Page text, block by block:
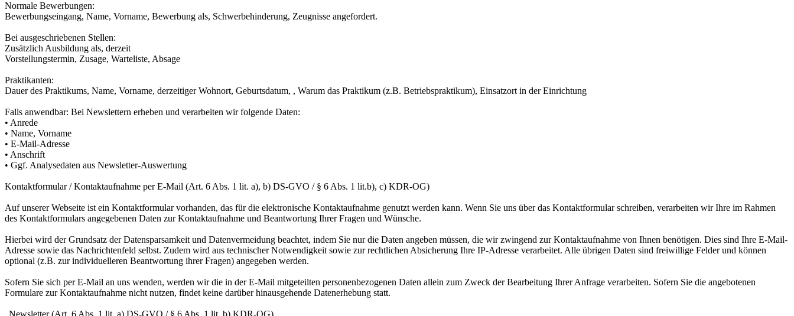
Normale Bewerbungen:
Bewerbungseingang, Name, Vorname, Bewerbung als, Schwerbehinderung, Zeugnisse angefordert.
Bei ausgeschriebenen Stellen:
Zusätzlich Ausbildung als, derzeit
Vorstellungstermin, Zusage, Warteliste, Absage
Praktikanten:
Dauer des Praktikums, Name, Vorname, derzeitiger Wohnort, Geburtsdatum, , Warum das Praktikum (z.B. Betriebspraktikum), Einsatzort in der Einrichtung
Falls anwendbar: Bei Newslettern erheben und verarbeiten wir folgende Daten:
• Anrede
• Name, Vorname
• E-Mail-Adresse
• Anschrift
• Ggf. Analysedaten aus Newsletter-Auswertung
Kontaktformular / Kontaktaufnahme per E-Mail (Art. 6 Abs. 1 lit. a), b) DS-GVO / § 6 Abs. 1 lit.b), c) KDR-OG)
Auf unserer Webseite ist ein Kontaktformular vorhanden, das für die elektronische Kontaktaufnahme genutzt werden kann. Wenn Sie uns über das Kontaktformular schreiben, verarbeiten wir Ihre im Rahmen
des Kontaktformulars angegebenen Daten zur Kontaktaufnahme und Beantwortung Ihrer Fragen und Wünsche.
Hierbei wird der Grundsatz der Datensparsamkeit und Datenvermeidung beachtet, indem Sie nur die Daten angeben müssen, die wir zwingend zur Kontaktaufnahme von Ihnen benötigen. Dies sind Ihre E-Mail-
Adresse sowie das Nachrichtenfeld selbst. Zudem wird aus technischer Notwendigkeit sowie zur rechtlichen Absicherung Ihre IP-Adresse verarbeitet. Alle übrigen Daten sind freiwillige Felder und können
optional (z.B. zur individuelleren Beantwortung ihrer Fragen) angegeben werden.
Sofern Sie sich per E-Mail an uns wenden, werden wir die in der E-Mail mitgeteilten personenbezogenen Daten allein zum Zweck der Bearbeitung Ihrer Anfrage verarbeiten. Sofern Sie die angebotenen
Formulare zur Kontaktaufnahme nicht nutzen, findet keine darüber hinausgehende Datenerhebung statt.
„Newsletter (Art. 6 Abs. 1 lit. a) DS-GVO / § 6 Abs. 1 lit. b) KDR-OG)